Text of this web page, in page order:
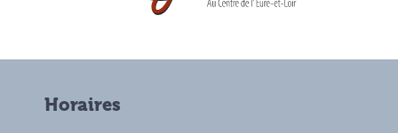
Horaires